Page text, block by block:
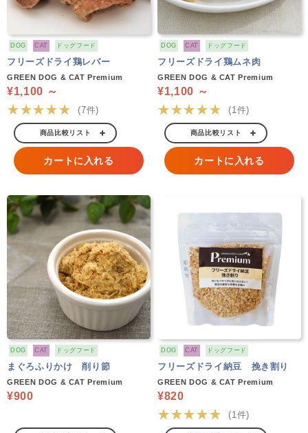
DOG CAT ドッグフード
フリーズドライ鶏レバー
GREEN DOG & CAT Premium
¥1,100 ～
★★★★★ (7件)
商品比較リスト
カートに入れる
DOG CAT ドッグフード
フリーズドライ鶏ムネ肉
GREEN DOG & CAT Premium
¥1,100 ～
★★★★★ (1件)
商品比較リスト
カートに入れる
DOG CAT ドッグフード
まぐろふりかけ 削り節
GREEN DOG & CAT Premium
¥900
DOG CAT ドッグフード
フリーズドライ納豆 挽き割り
GREEN DOG & CAT Premium
¥820
★★★★★ (1件)